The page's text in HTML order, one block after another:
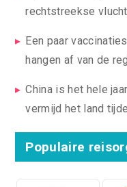
rechtstreekse
Een paar
hangen af van de
China is het hele
vermijd het land
Populaire